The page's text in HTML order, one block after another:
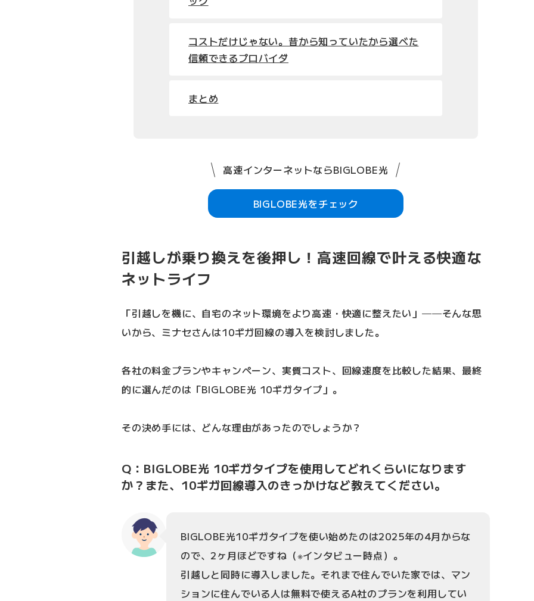
コストだけじゃない。昔から知っていたから選べた
信頼できるプロバイダ
まとめ
高速インターネットならBIGLOBE光
BIGLOBE光をチェック
引越しが乗り換えを後押し！高速回線で叶える快適な
ネットライフ
「引越しを機に、自宅のネット環境をより高速・快適に整えたい」──そんな思
いから、ミナセさんは10ギガ回線の導入を検討しました。
各社の料金プランやキャンペーン、実質コスト、回線速度を比較した結果、最終
的に選んだのは「BIGLOBE光 10ギガタイプ」。
その決め手には、どんな理由があったのでしょうか？
Q：BIGLOBE光 10ギガタイプを使用してどれくらいになります
か？また、10ギガ回線導入のきっかけなど教えてください。
BIGLOBE光10ギガタイプを使い始めたのは2025年の4月からな
ので、2ヶ月ほどですね（※インタビュー時点）。
引越しと同時に導入しました。それまで住んでいた家では、マン
ションに住んでいる人は無料で使えるA社のプランを利用してい